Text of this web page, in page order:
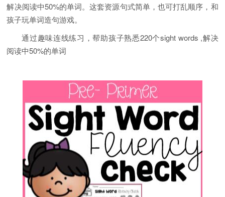
解决阅读中50%的单词。这套资源句式简单，也可打乱顺序，和
孩子玩单词造句游戏。
通过趣味连线练习，帮助孩子熟悉220个sight words ,解决
阅读中50%的单词